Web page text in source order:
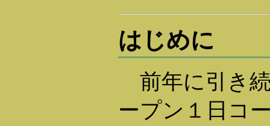
はじめに
前年に引き
ープン１日コ